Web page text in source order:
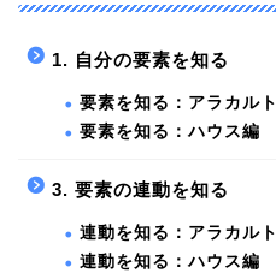
1. 自分の要素を知る
要素を知る：アラカルト
要素を知る：ハウス編
3. 要素の連動を知る
連動を知る：アラカルト
連動を知る：ハウス編